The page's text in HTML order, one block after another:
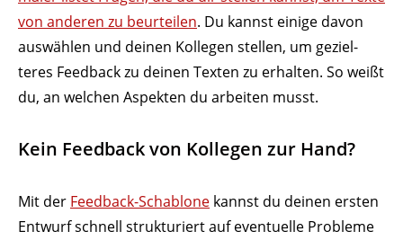
von anderen zu beur­teilen. Du kannst einige davon
auswählen und deinen Kollegen stellen, um geziel­
teres Feedback zu deinen Texten zu erhalten. So weißt
du, an welchen Aspekten du arbeiten musst.
Kein Feedback von Kollegen zur Hand?
Mit der Feedback-Scha­blone kannst du deinen ersten
Entwurf schnell struk­tu­riert auf even­tuelle Probleme